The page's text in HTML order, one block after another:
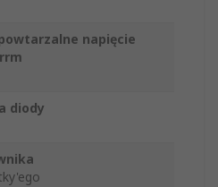
napięcie
diody